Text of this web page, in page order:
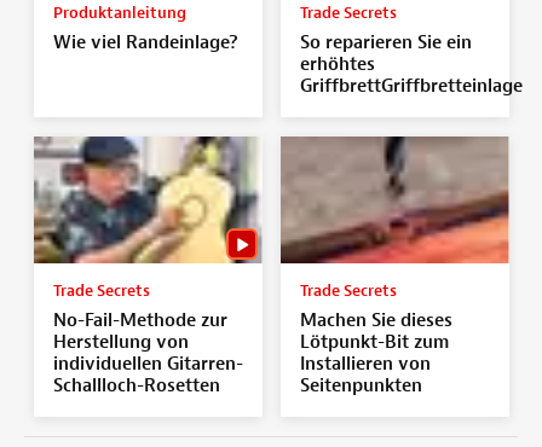
Produktanleitung
Wie viel Randeinlage?
Trade Secrets
So reparieren Sie ein
erhöhtes
GriffbrettGriffbretteinlage
Trade Secrets
No-Fail-Methode zur
Herstellung von
individuellen Gitarren-
Schallloch-Rosetten
Trade Secrets
Machen Sie dieses
Lötpunkt-Bit zum
Installieren von
Seitenpunkten